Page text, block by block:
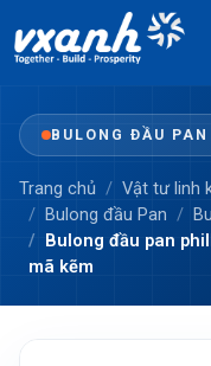
BULONG ĐẦU
Trang chủ
Vật tư linh
Bulong đầu Pan
Bulong đầu pan
mã kẽm